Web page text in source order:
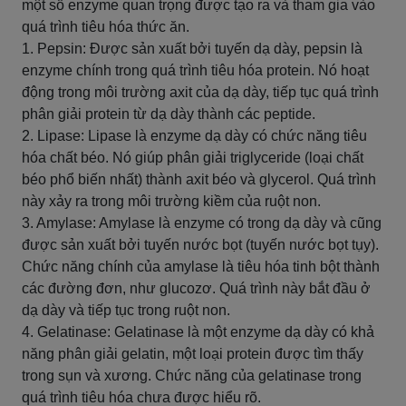
một số enzyme quan trọng được tạo ra và tham gia vào
quá trình tiêu hóa thức ăn.
1. Pepsin: Được sản xuất bởi tuyến dạ dày, pepsin là
enzyme chính trong quá trình tiêu hóa protein. Nó hoạt
động trong môi trường axit của dạ dày, tiếp tục quá trình
phân giải protein từ dạ dày thành các peptide.
2. Lipase: Lipase là enzyme dạ dày có chức năng tiêu
hóa chất béo. Nó giúp phân giải triglyceride (loại chất
béo phổ biến nhất) thành axit béo và glycerol. Quá trình
này xảy ra trong môi trường kiềm của ruột non.
3. Amylase: Amylase là enzyme có trong dạ dày và cũng
được sản xuất bởi tuyến nước bọt (tuyến nước bọt tụy).
Chức năng chính của amylase là tiêu hóa tinh bột thành
các đường đơn, như glucozơ. Quá trình này bắt đầu ở
dạ dày và tiếp tục trong ruột non.
4. Gelatinase: Gelatinase là một enzyme dạ dày có khả
năng phân giải gelatin, một loại protein được tìm thấy
trong sụn và xương. Chức năng của gelatinase trong
quá trình tiêu hóa chưa được hiểu rõ.